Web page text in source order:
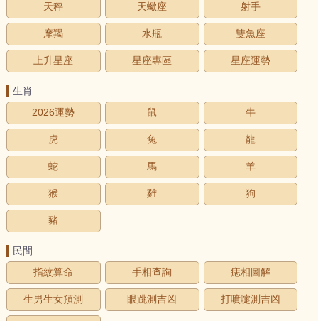
天秤 天蠍座 射手
摩羯 水瓶 雙魚座
上升星座 星座專區 星座運勢
生肖
2026運勢
鼠 牛
虎 兔 龍
蛇 馬 羊
猴 雞 狗
豬
民間
指紋算命
手相查詢 痣相圖解
生男生女預測 眼跳測吉凶 打噴嚏測吉凶